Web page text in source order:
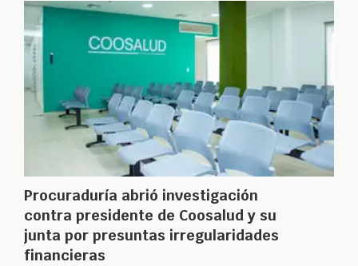
Procuraduría abrió investigación
contra presidente de Coosalud y su
junta por presuntas irregularidades
financieras